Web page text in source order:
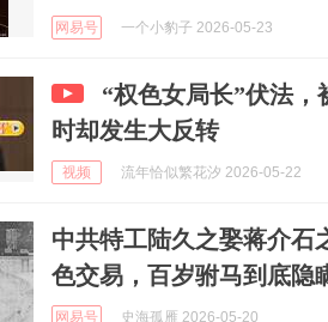
网易号 一个小豹子 2026-05-23
“权色女局长”伏法，
时却发生大反转
视频 流年恰似繁花汐 2026-05-22
中共特工陆久之娶蒋介石
色交易，百岁驸马到底隐
网易号 史海孤雁 2026-05-20